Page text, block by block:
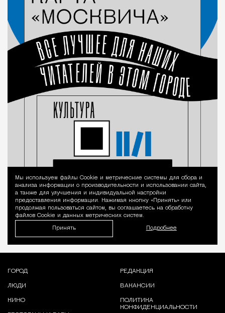
Уведомление
Мы используем файлы Сookie и метрические системы для сбора и
анализа информации о производительности и использовании сайта,
а также для улучшения и индивидуальной настройки
предоставления информации. Нажимая кнопку «Принять» или
продолжая пользоваться сайтом, вы соглашаетесь на обработку
файлов Cookie и данных метрических систем.
Принять Подробнее
ГОРОД
ЛЮДИ
КИНО
РЕДАКЦИЯ
ВАКАНСИИ
ПОЛИТИКА
КОНФИДЕНЦИАЛЬНОСТИ